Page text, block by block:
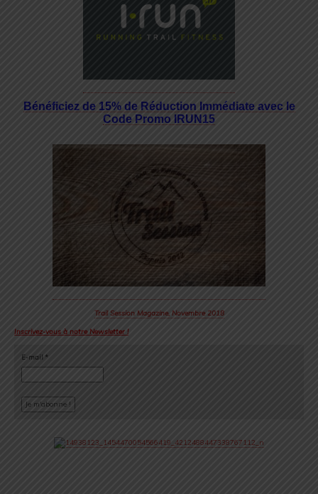
Bénéficiez de 15% de Réduction Immédiate avec le
Code Promo IRUN15
Trail Session Magazine, Novembre 2018
Inscrivez-vous à notre Newsletter !
E-mail *